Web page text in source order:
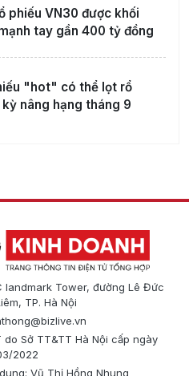
phiếu VN30 được khối
tay gần 400 tỷ đồng
"hot" có thể lọt rổ
kỳ nâng hạng tháng 9
landmark Tower, đường Lê Đức
TP. Hà Nội
Sở TT&TT Hà Nội cấp ngày
2022
Vũ Thị Hồng Nhung